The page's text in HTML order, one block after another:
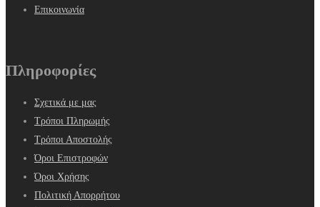
Επικοινωνία
Πληροφορίες
Σχετικά με μας
Τρόποι Πληρωμής
Τρόποι Αποστολής
Όροι Επιστροφών
Όροι Χρήσης
Πολιτική Απορρήτου